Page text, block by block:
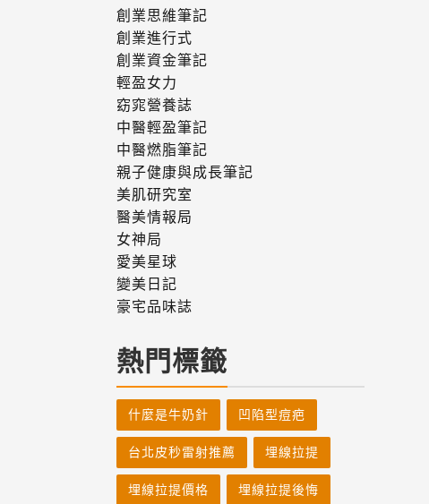
創業思維筆記
創業進行式
創業資金筆記
輕盈女力
窈窕營養誌
中醫輕盈筆記
中醫燃脂筆記
親子健康與成長筆記
美肌研究室
醫美情報局
女神局
愛美星球
變美日記
豪宅品味誌
熱門標籤
什麼是牛奶針 凹陷型痘疤
台北皮秒雷射推薦 埋線拉提
埋線拉提價格 埋線拉提後悔